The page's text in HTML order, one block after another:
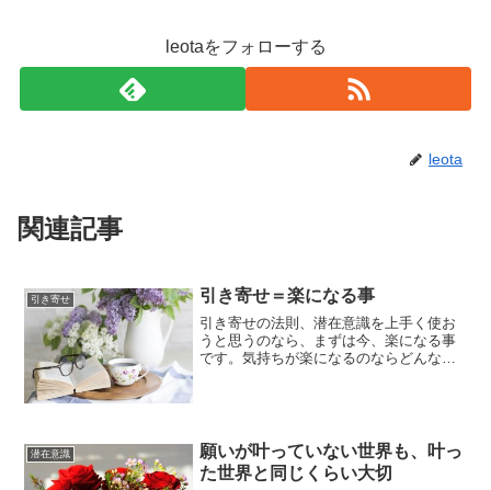
leotaをフォローする
leota
関連記事
引き寄せ 引き寄せ＝楽になる事
引き寄せの法則、潜在意識を上手く使お
うと思うのなら、まずは今、楽になる事
です。気持ちが楽になるのならどんな情
潜在意識
願いが叶っていない世界も、叶っ
た世界と同じくらい大切